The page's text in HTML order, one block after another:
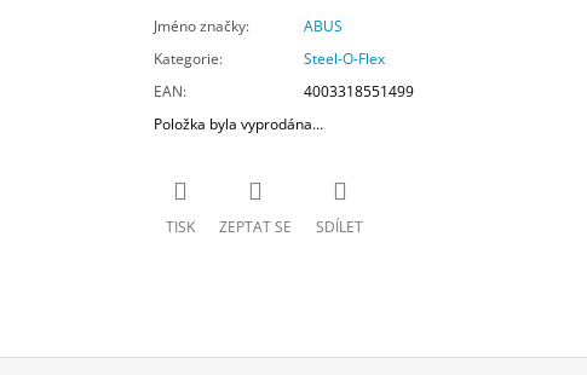
Jméno značky:
ABUS
Kategorie:
Steel-O-Flex
EAN:
4003318551499
Položka byla vyprodána…
TISK ZEPTAT SE SDÍLET